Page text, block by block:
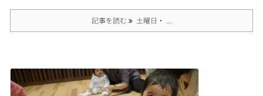
記事を読む 土曜日・ ...